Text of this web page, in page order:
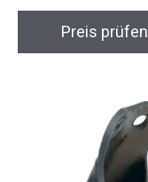
Preis prüfen